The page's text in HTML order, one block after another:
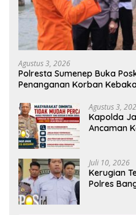
Agustus 3, 2026
Polresta Sumenep Buka
Penanganan Korban
Agustus 3,
Kapolda
Ancaman
Juli 10, 2026
Kerugian
Polres